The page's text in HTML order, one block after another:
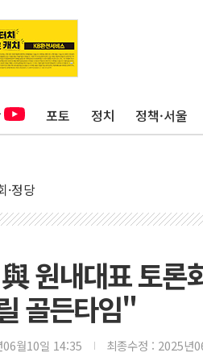
포토 정치 정책·서울
·정당
원내대표 토
골든타임"
06월10일 14:35 최종수정 : 2025년